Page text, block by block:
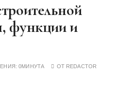
функции и
0МИНУТА ОТ REDACTOR